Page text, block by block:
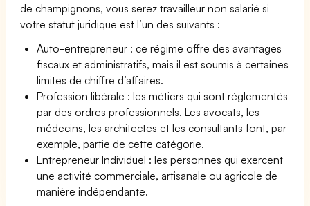
de champignons, vous serez travailleur non salarié si
votre statut juridique est l’un des suivants :
Auto-entrepreneur : ce régime offre des avantages
fiscaux et administratifs, mais il est soumis à certaines
limites de chiffre d’affaires.
Profession libérale : les métiers qui sont réglementés
par des ordres professionnels. Les avocats, les
médecins, les architectes et les consultants font, par
exemple, partie de cette catégorie.
Entrepreneur Individuel : les personnes qui exercent
une activité commerciale, artisanale ou agricole de
manière indépendante.